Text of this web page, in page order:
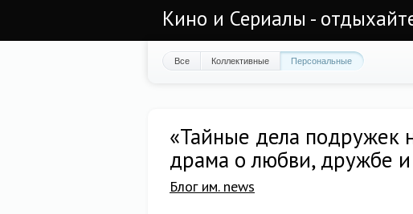
Кино и Сериалы -
Все Коллективные Персональные
«Тайные дела подружек
драма о любви, дружбе и
Блог им. news